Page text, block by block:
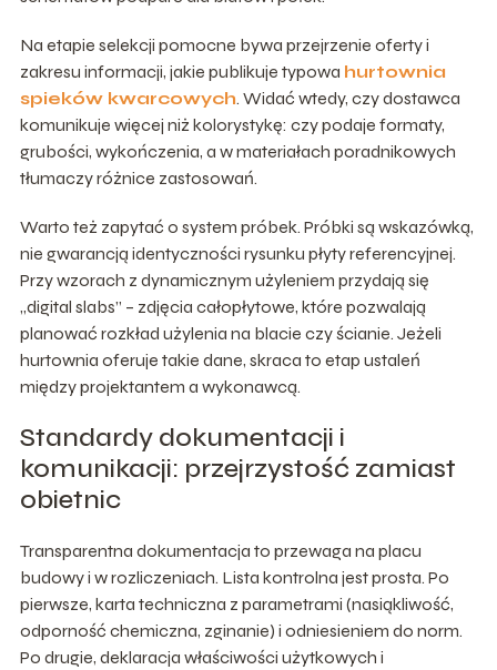
Na etapie selekcji pomocne bywa przejrzenie oferty i
zakresu informacji, jakie publikuje typowa hurtownia
spieków kwarcowych. Widać wtedy, czy dostawca
komunikuje więcej niż kolorystykę: czy podaje formaty,
grubości, wykończenia, a w materiałach poradnikowych
tłumaczy różnice zastosowań.
Warto też zapytać o system próbek. Próbki są wskazówką,
nie gwarancją identyczności rysunku płyty referencyjnej.
Przy wzorach z dynamicznym użyleniem przydają się
„digital slabs” – zdjęcia całopłytowe, które pozwalają
planować rozkład użylenia na blacie czy ścianie. Jeżeli
hurtownia oferuje takie dane, skraca to etap ustaleń
między projektantem a wykonawcą.
Standardy dokumentacji i
komunikacji: przejrzystość zamiast
obietnic
Transparentna dokumentacja to przewaga na placu
budowy i w rozliczeniach. Lista kontrolna jest prosta. Po
pierwsze, karta techniczna z parametrami (nasiąkliwość,
odporność chemiczna, zginanie) i odniesieniem do norm.
Po drugie, deklaracja właściwości użytkowych i